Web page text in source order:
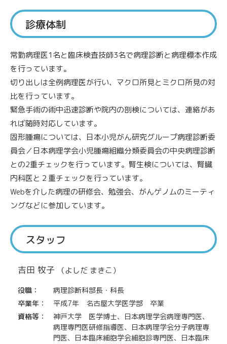
診療体制
常勤病理医1名と臨床検査技師3名で病理診断と病理標本作成
を行っています。
切り出しは全例病理医が行い、マクロ所見とミクロ所見の対
比を行っています。
緊急手術の術中迅速診断や院内の剖検については、連絡があ
れば随時対応しています。
固形腫瘍については、日本小児がん研究グループ病理診断委
員会／日本病理学会小児腫瘍組織分類委員会の中央病理診断
との2重チェックを行っています。腎生検については、腎臓
内科医と２重チェックを行っています。
Webを介した病理の研修会、勉強会、がんゲノムのミーティ
ングなどに参加しています。
スタッフ
吉田 牧子 （よしだ まきこ）
役職：
病理診断科部長・科長
卒業年：
平成7年 名古屋大学医学部 卒業
資格等：
神戸大学 医学博士、日本病理学会病理専門医、
病理専門医研修指導医、日本病理学会分子病理専
門医、日本臨床細胞学会細胞診専門医、日本臨床